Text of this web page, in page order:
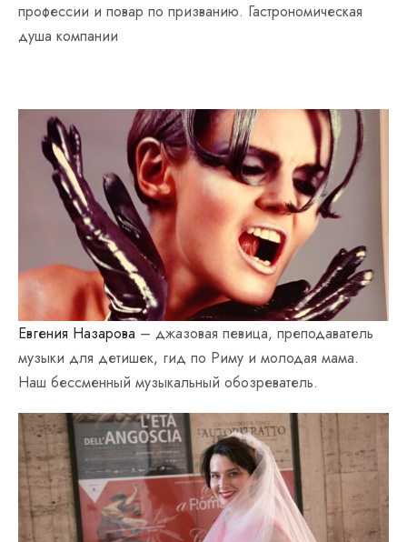
профессии и повар по призванию. Гастрономическая
душа компании
Евгения Назарова – джазовая певица, преподаватель
музыки для детишек, гид по Риму и молодая мама.
Наш бессменный музыкальный обозреватель.